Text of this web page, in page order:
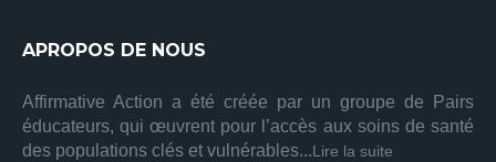
APROPOS DE NOUS
Affirmative Action a été créée par un groupe de Pairs
éducateurs, qui œuvrent pour l’accès aux soins de santé
des populations clés et vulnérables...Lire la suite